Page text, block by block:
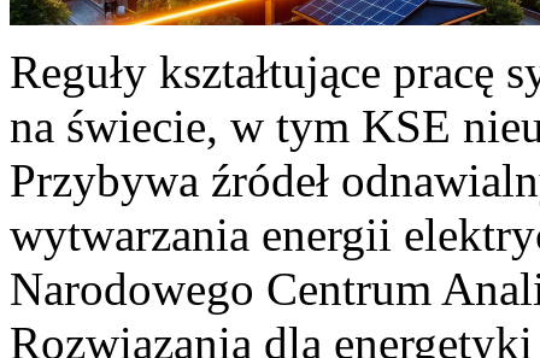
Reguły kształtujące pracę
na świecie, w tym KSE
Przybywa źródeł
wytwarzania energii
Narodowego Centrum
Rozwiązania dla